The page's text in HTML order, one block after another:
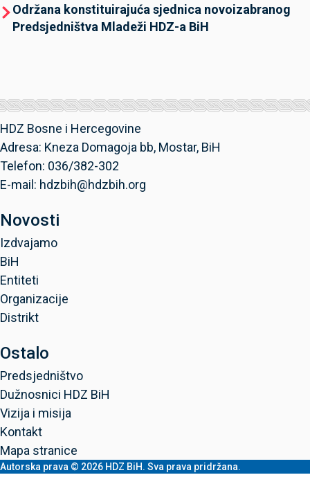
Održana konstituirajuća sjednica novoizabranog
Predsjedništva Mladeži HDZ-a BiH
HDZ Bosne i Hercegovine
Adresa: Kneza Domagoja bb, Mostar, BiH
Telefon: 036/382-302
E-mail: hdzbih@hdzbih.org
Novosti
Izdvajamo
BiH
Entiteti
Organizacije
Distrikt
Ostalo
Predsjedništvo
Dužnosnici HDZ BiH
Vizija i misija
Kontakt
Mapa stranice
Autorska prava © 2026 HDZ BiH. Sva prava pridržana.